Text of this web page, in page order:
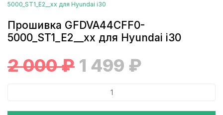
5000_ST1_E2__xx для Hyundai i30
Прошивка GFDVA44CFF0-
5000_ST1_E2__xx для Hyundai i30
2 000₽ 1 499 ₽